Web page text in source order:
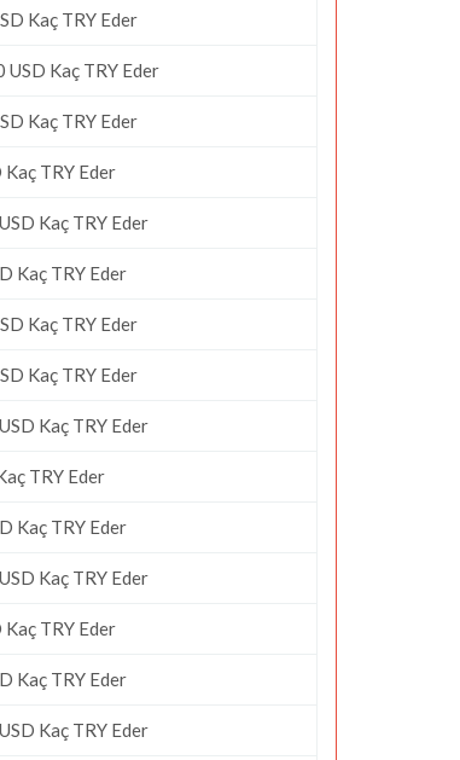
Kaç TRY Eder
USD Kaç TRY Eder
Kaç TRY Eder
Kaç TRY Eder
Kaç TRY Eder
Kaç TRY Eder
Kaç TRY Eder
Kaç TRY Eder
Kaç TRY Eder
TRY Eder
Kaç TRY Eder
Kaç TRY Eder
Kaç TRY Eder
Kaç TRY Eder
Kaç TRY Eder